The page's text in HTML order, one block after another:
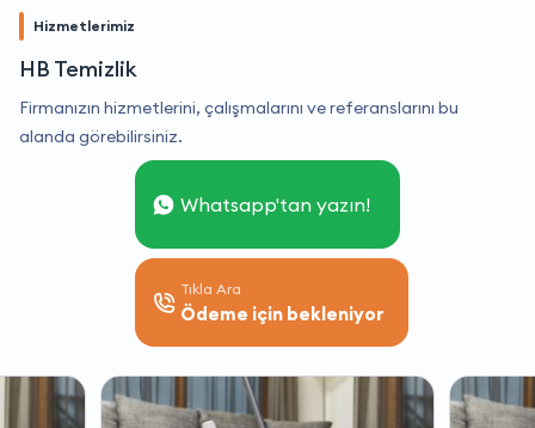
Hizmetlerimiz
HB Temizlik
Firmanızın hizmetlerini, çalışmalarını ve referanslarını bu
alanda görebilirsiniz.
Whatsapp'tan yazın!
Tıkla Ara
Ödeme için bekleniyor